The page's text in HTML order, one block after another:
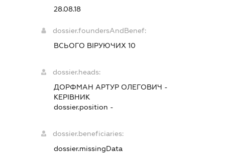
28.08.18
dossier.foundersAndBenef:
ВСЬОГО ВІРУЮЧИХ 10
dossier.heads:
ДОРФМАН АРТУР ОЛЕГОВИЧ -
КЕРІВНИК
dossier.position -
dossier.beneficiaries:
dossier.missingData